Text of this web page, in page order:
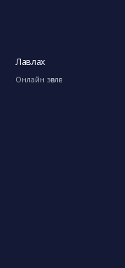
Лавлах
Онлайн зөвлөгөө